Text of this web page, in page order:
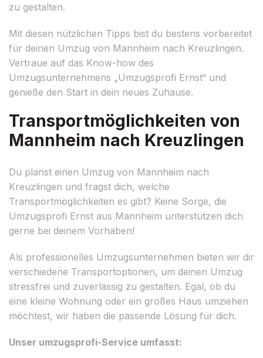
zu gestalten.
Mit diesen nützlichen Tipps bist du bestens vorbereitet
für deinen Umzug von Mannheim nach Kreuzlingen.
Vertraue auf das Know-how des
Umzugsunternehmens „Umzugsprofi Ernst“ und
genieße den Start in dein neues Zuhause.
Transportmöglichkeiten von
Mannheim nach Kreuzlingen
Du planst einen Umzug von Mannheim nach
Kreuzlingen und fragst dich, welche
Transportmöglichkeiten es gibt? Keine Sorge, die
Umzugsprofi Ernst aus Mannheim unterstützen dich
gerne bei deinem Vorhaben!
Als professionelles Umzugsunternehmen bieten wir dir
verschiedene Transportoptionen, um deinen Umzug
stressfrei und zuverlässig zu gestalten. Egal, ob du
eine kleine Wohnung oder ein großes Haus umziehen
möchtest, wir haben die passende Lösung für dich.
Unser umzugsprofi-Service umfasst: